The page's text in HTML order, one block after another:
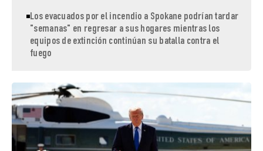
Los evacuados por el incendio a Spokane podrían tardar
"semanas" en regresar a sus hogares mientras los
equipos de extinción continúan su batalla contra el
fuego